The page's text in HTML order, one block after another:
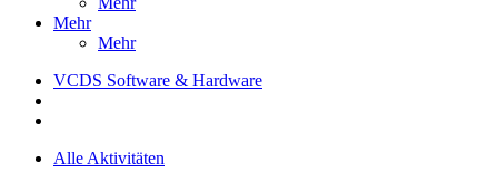
Mehr
Mehr
VCDS Software & Hardware
Alle Aktivitäten